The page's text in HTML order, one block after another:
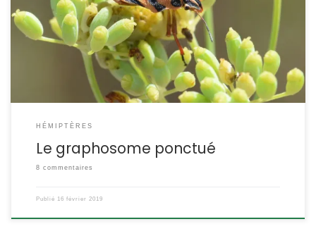
aposématique. Graphosoma semipunctatum Fabricius,1775 La
scutellaire ponctuée POSITION SYSTÉMATIQUE : Insecte Hémiptère
Hétéroptère Famille des Pentatomidae, sous-famille des
Podopinae ETYMOLOGIE : Graphosoma signifie « corps avec des
HÉMIPTÈRES
Le graphosome ponctué
8 commentaires
Publié 16 février 2019